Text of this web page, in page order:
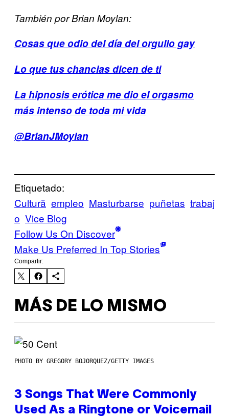
También por Brian Moylan:
Cosas que odio del día del orgullo gay
Lo que tus chanclas dicen de ti
La hipnosis erótica me dio el orgasmo
más intenso de toda mi vida
@BrianJMoylan
Etiquetado:
Cultură empleo Masturbarse puñetas trabaj
o Vice Blog
Follow Us On Discover
Make Us Preferred In Top Stories
Compartir:
MÁS DE LO MISMO
PHOTO BY GREGORY BOJORQUEZ/GETTY IMAGES
3 Songs That Were Commonly
Used As a Ringtone or Voicemail